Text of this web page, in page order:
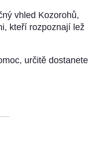
vhled Kozorohů,
kteří rozpoznají lež
určitě dostanete